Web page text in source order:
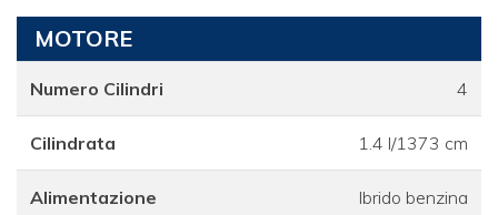
MOTORE
Numero Cilindri 4
Cilindrata 1.4 l/1373 cm
Alimentazione Ibrido benzina